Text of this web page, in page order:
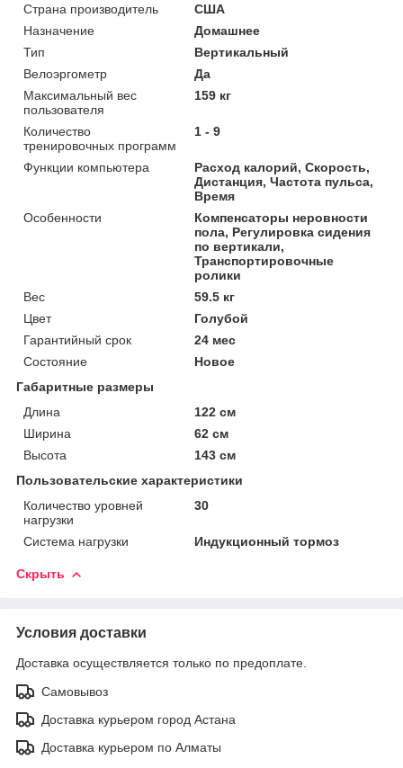
Страна производитель
США
Назначение
Домашнее
Тип
Вертикальный
Велоэргометр
Да
Максимальный вес
пользователя
159 кг
Количество
тренировочных программ
1 - 9
Функции компьютера
Расход калорий, Скорость,
Дистанция, Частота пульса,
Время
Особенности
Компенсаторы неровности
пола, Регулировка сидения
по вертикали,
Транспортировочные
ролики
Вес
59.5 кг
Цвет
Голубой
Гарантийный срок
24 мес
Состояние
Новое
Габаритные размеры
Длина
122 см
Ширина
62 см
Высота
143 см
Пользовательские характеристики
Количество уровней
нагрузки
30
Система нагрузки Индукционный тормоз
Скрыть
Условия доставки
Доставка осуществляется только по предоплате.
Самовывоз
Доставка курьером город Астана
Доставка курьером по Алматы